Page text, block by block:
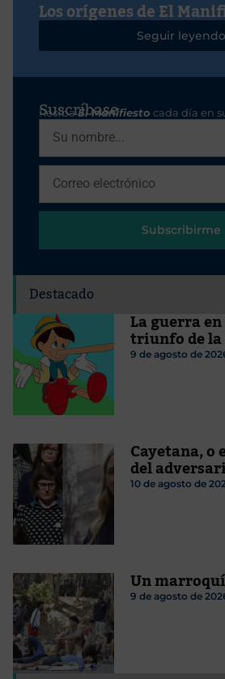
Los orígenes de El
Seguir leyendo
Suscríbase
RecibaEl Manifiesto cada día en
Subscribirme
Destacado
La guerra
triunfo de
9 de agosto de
Cayetana,
del
10 de agosto de
Un
9 de agosto de